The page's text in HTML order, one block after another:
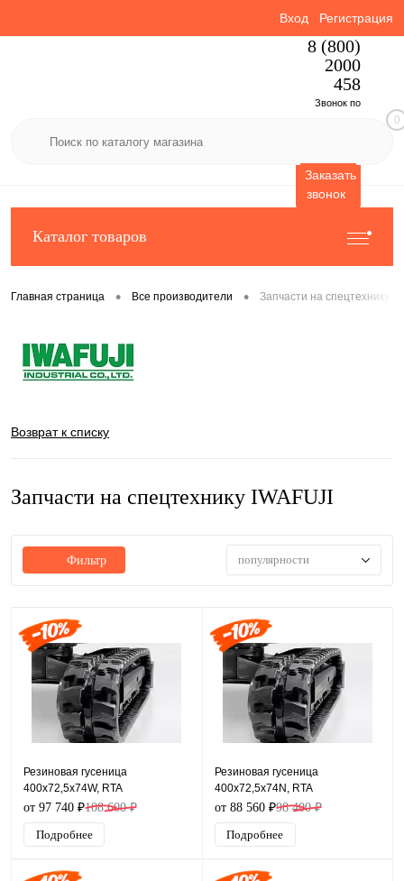
Вход Регистрация
8 (800)
2000
458
Звонок по
Заказать
звонок
0
Каталог товаров
Главная страница • Все производители • Запчасти на спецтехнику
Возврат к списку
Запчасти на спецтехнику IWAFUJI
Фильтр популярности
Резиновая гусеница
400x72,5x74W, RTA
от 97 740 ₽108 600 ₽
Подробнее
Резиновая гусеница
400x72,5x74N, RTA
от 88 560 ₽98 400 ₽
Подробнее